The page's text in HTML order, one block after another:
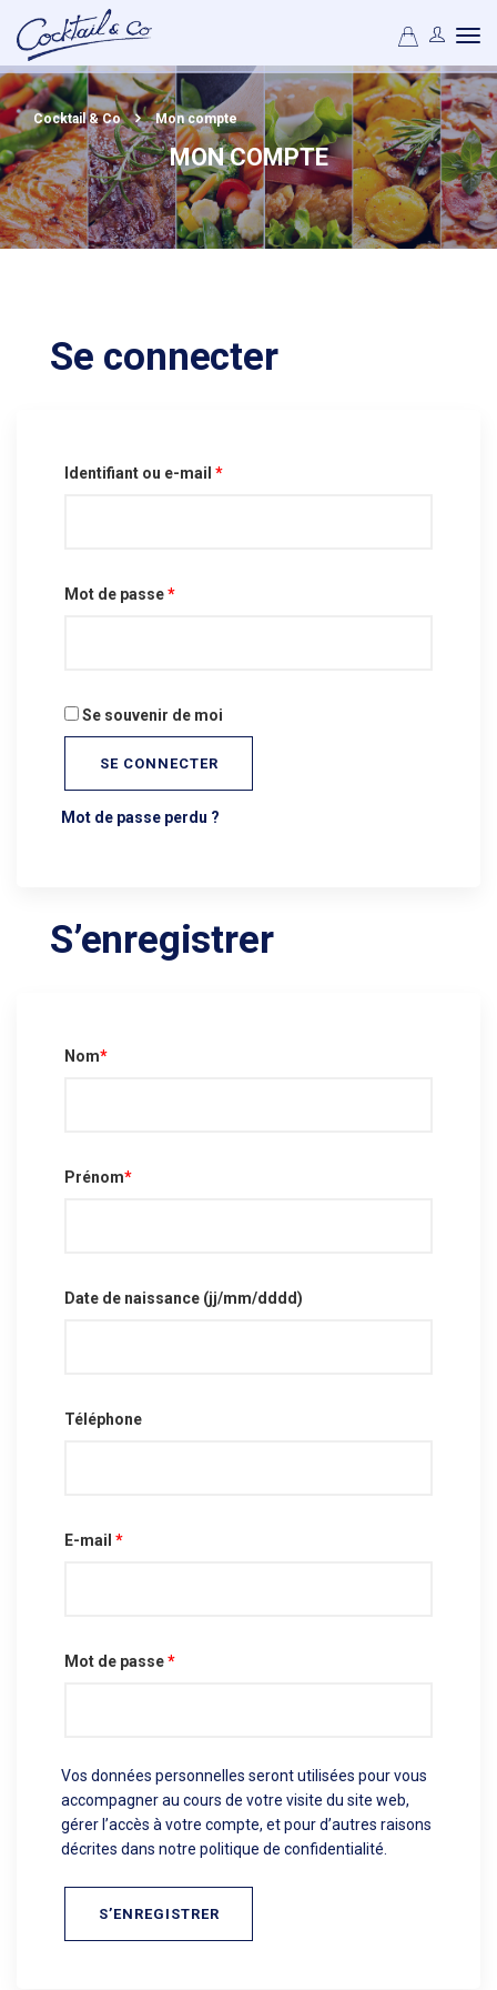
Cocktail & Co Mon compte
MON COMPTE
Se connecter
Identifiant ou e-mail *
Mot de passe*
Se souvenir de moi
SE CONNECTER
Mot de passe perdu ?
S’enregistrer
Nom*
Prénom*
Date de naissance (jj/mm/dddd)
Téléphone
E-mail *
Mot de passe*
Vos données personnelles seront utilisées pour vous
accompagner au cours de votre visite du site web,
gérer l’accès à votre compte, et pour d’autres raisons
décrites dans notre politique de confidentialité
S’ENREGISTRER